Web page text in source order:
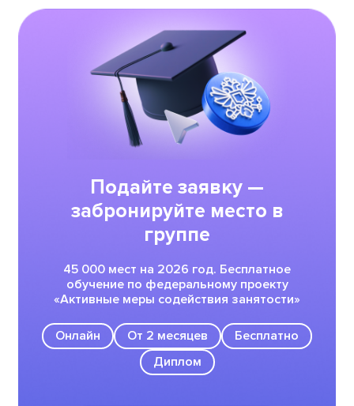
Подайте заявку —
забронируйте место в
группе
45 000 мест на 2026 год. Бесплатное
обучение по федеральному проекту
«Активные меры содействия занятости»
Онлайн От 2 месяцев
Бесплатно
Диплом